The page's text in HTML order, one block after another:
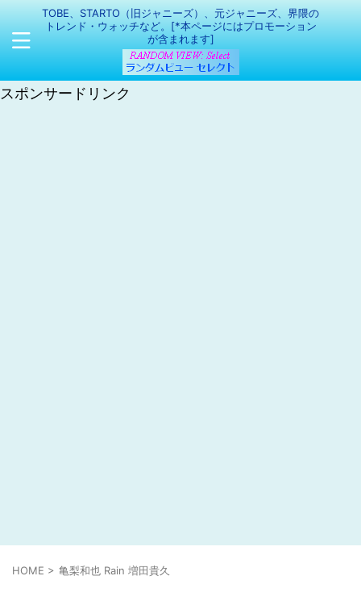
TOBE、STARTO（旧ジャニーズ）、元ジャニーズ、界隈の
トレンド・ウォッチなど。[*本ページにはプロモーション
が含まれます]
スポンサードリンク
HOME > 亀梨和也 Rain 増田貴久